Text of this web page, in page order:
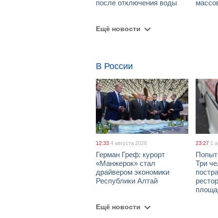
после отключения воды
Ещё новости
В России
12:33 4 августа 2026
Герман Греф: курорт
«Манжерок» стал
драйвером экономики
Республики Алтай
23:27 1
Три
Ещё новости